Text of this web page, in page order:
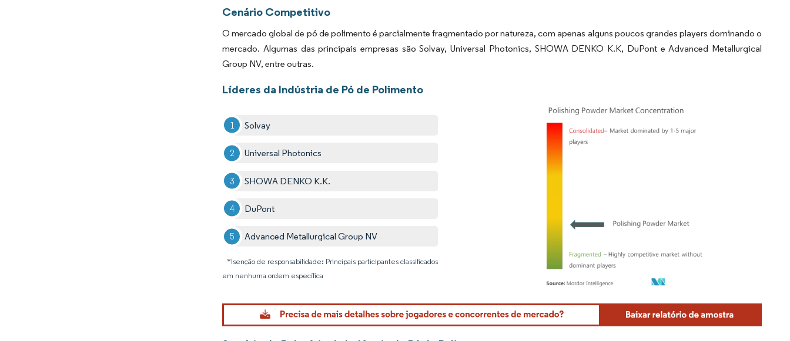
Cenário Competitivo
O mercado global de pó de polimento é parcialmente fragmentado por natureza, com apenas alguns poucos grandes players dominando o
mercado. Algumas das principais empresas são Solvay, Universal Photonics, SHOWA DENKO K.K, DuPont e Advanced Metallurgical
Group NV, entre outras.
Líderes da Indústria de Pó de Polimento
Solvay
Universal Photonics
SHOWA DENKO K.K.
DuPont
Advanced Metallurgical Group NV
*Isenção de responsabilidade: Principais participantes classificados
em nenhuma ordem específica
Imagem © Mordor Intelligence. O reuso requer atribuição conforme CC BY 4.0.